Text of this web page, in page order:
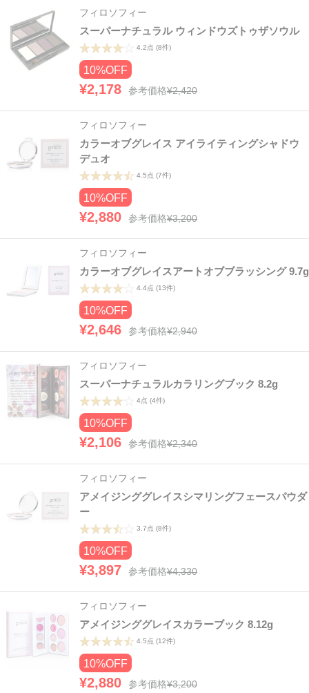
フィロソフィー
スーパーナチュラル ウィンドウズトゥザソウル
4.2点 (8件)
10%OFF
¥2,178 参考価格¥2,420
フィロソフィー
カラーオブグレイス アイライティングシャドウ
デュオ
4.5点 (7件)
10%OFF
¥2,880 参考価格¥3,200
フィロソフィー
カラーオブグレイスアートオブブラッシング 9.7g
4.4点 (13件)
10%OFF
¥2,646 参考価格¥2,940
フィロソフィー
スーパーナチュラルカラリングブック 8.2g
4点 (4件)
10%OFF
¥2,106 参考価格¥2,340
フィロソフィー
アメイジンググレイスシマリングフェースパウダ
ー
3.7点 (8件)
10%OFF
¥3,897 参考価格¥4,330
フィロソフィー
アメイジンググレイスカラーブック 8.12g
4.5点 (12件)
10%OFF
¥2,880 参考価格¥3,200